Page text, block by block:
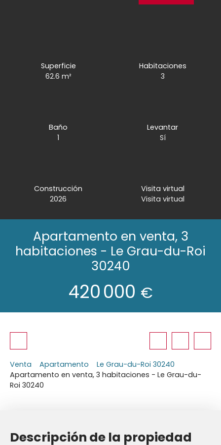
Superficie
62.6 m²
Habitaciones
3
Baño
1
Levantar
Sí
Construcción
2026
Visita virtual
Visita virtual
Apartamento en venta, 3
habitaciones - Le Grau-du-Roi
30240
420 000 €
Venta Apartamento
Le Grau-du-Roi 30240
Apartamento en venta, 3 habitaciones - Le Grau-du-
Roi 30240
Descripción de la propiedad